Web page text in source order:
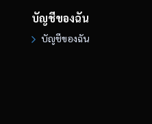
ไม่ใช่ความร้าย
แต่คือความเมตตา
บัญชีของฉัน
บัญชีของฉัน